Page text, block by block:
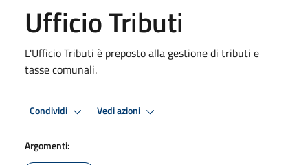
Ufficio Tributi
L'Ufficio Tributi è preposto alla gestione di tributi e
tasse comunali.
Condividi Vedi azioni
Argomenti: